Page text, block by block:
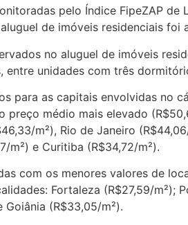
pelo Índice FipeZAP de
de imóveis residenciais foi
no aluguel de imóveis
entre unidades com três
para as capitais envolvidas no
preço médio mais elevado
m²), Rio de Janeiro
m²) e Curitiba (R$34,72/m²).
com os menores valores de
Fortaleza (R$27,59/m²);
Goiânia (R$33,05/m²).